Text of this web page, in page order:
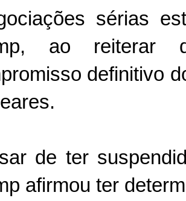
sérias
ao reiterar
definitivo
de ter
afirmou ter